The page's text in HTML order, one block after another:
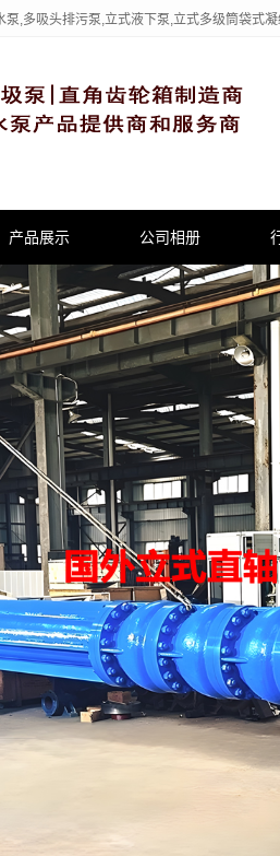
,多吸头排污泵,立式液下泵,立式多级筒袋式凝
产品展示 公司相册